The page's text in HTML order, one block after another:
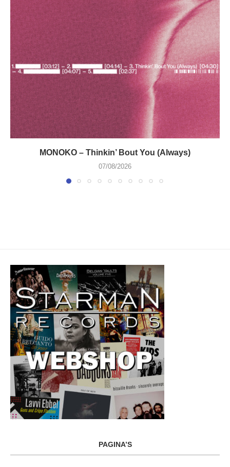
MONOKO – Thinkin’ Bout You (Always)
07/08/2026
PAGINA’S